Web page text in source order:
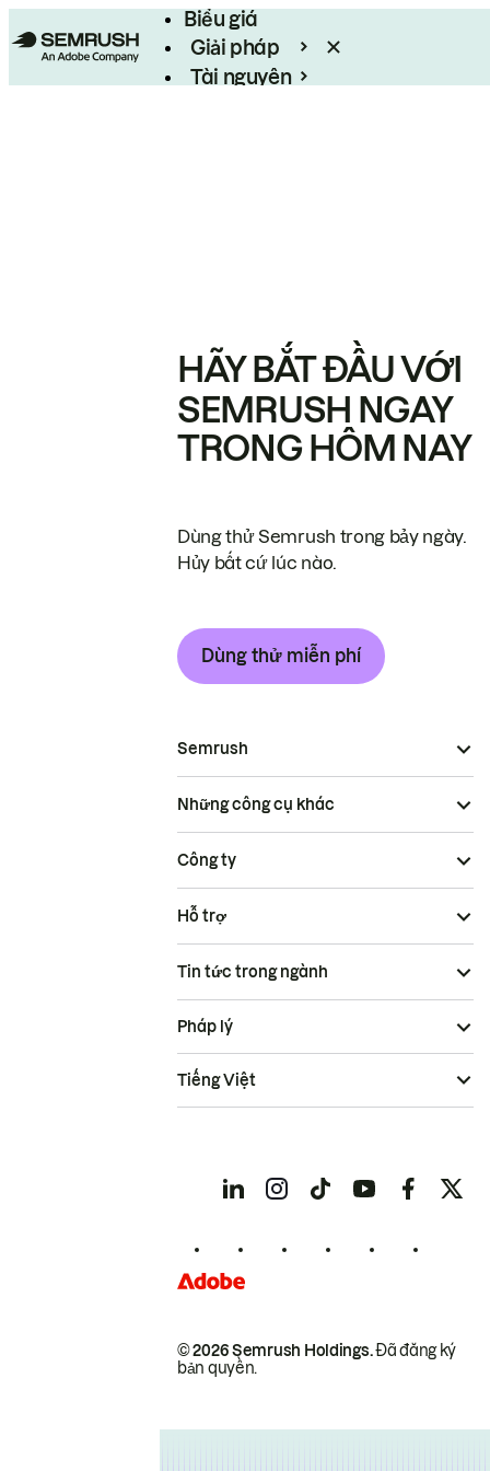
Biểu giá
Giải pháp
Tài nguyên
HÃY BẮT ĐẦU VỚI
SEMRUSH NGAY
TRONG HÔM NAY
Dùng thử Semrush trong bảy ngày.
Hủy bất cứ lúc nào.
Dùng thử miễn phí
Semrush
Những công cụ khác
Công ty
Hỗ trợ
Tin tức trong ngành
© 2026 Semrush Holdings.Đã đăng ký
bản quyền.
Pháp lý
Tiếng Việt